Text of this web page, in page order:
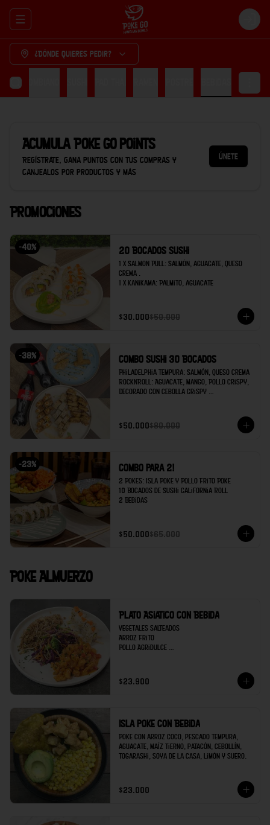
Abrir menu de navegación Login
¿Dónde quieres pedir?
Colombiano
AcumulaPoke Go points
Regístrate, gana puntos con tus compras y
canjealos por productos y más
Únete
Promociones
-40% 20 Bocados Sushi
1 x Salmon Pull: Salmón, aguacate, queso
crema .
1 x Kanikama: Palmito, aguacate
$30.000$50.000
-38% Combo Sushi 30 Bocados
Philadelphia Tempura: Salmón, queso crema
RocknRoll: Aguacate, Mango, Pollo Crispy,
Decorado con cebolla crispy
Gyozas x 2
$50.000$80.000
-23% Combo para 2!
2 Pokes: Isla Poke y Pollo Frito Poke
10 Bocados de Sushi California Roll
2 Bebidas
$50.000$65.000
Poke Almuerzo
Plato Asiatico con Bebida
Vegetales salteados
Arroz Frito
Pollo Agridulce
$23.900
Isla poke con Bebida
Poke con arroz coco, pescado tempura,
aguacate, maíz tierno, patacón, cebollín,
togarashi, soya de la casa, limón y suero.
$23.000